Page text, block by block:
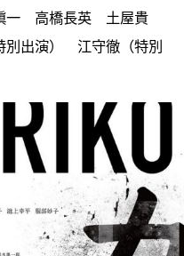
一 高橋長英 土屋貴
出演） 江守徹（特別